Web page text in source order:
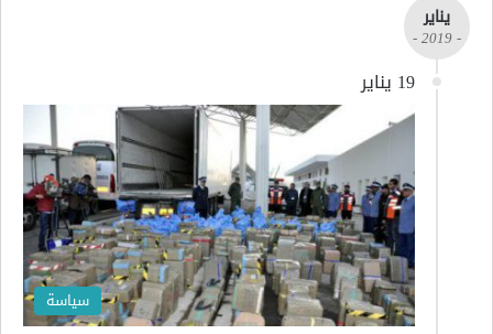
يناير
- 2019 -
19 يناير
سياسة